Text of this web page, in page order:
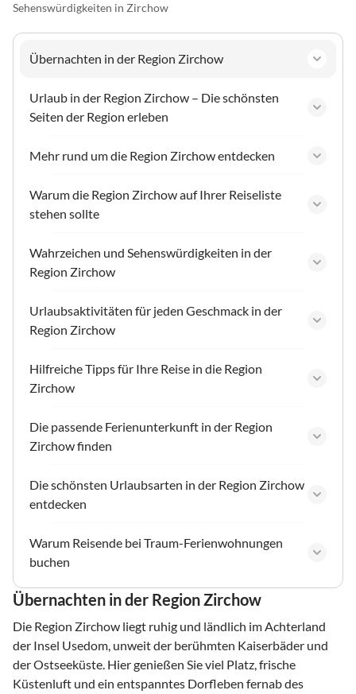
Sehenswürdigkeiten in Zirchow
Übernachten in der Region Zirchow
Urlaub in der Region Zirchow – Die schönsten
Seiten der Region erleben
Mehr rund um die Region Zirchow entdecken
Warum die Region Zirchow auf Ihrer Reiseliste
stehen sollte
Wahrzeichen und Sehenswürdigkeiten in der
Region Zirchow
Urlaubsaktivitäten für jeden Geschmack in der
Region Zirchow
Hilfreiche Tipps für Ihre Reise in die Region
Zirchow
Die passende Ferienunterkunft in der Region
Zirchow finden
Die schönsten Urlaubsarten in der Region Zirchow
entdecken
Warum Reisende bei Traum-Ferienwohnungen
buchen
Übernachten in der Region Zirchow
Die Region Zirchow liegt ruhig und ländlich im Achterland
der Insel Usedom, unweit der berühmten Kaiserbäder und
der Ostseeküste. Hier genießen Sie viel Platz, frische
Küstenluft und ein entspanntes Dorfleben fernab des